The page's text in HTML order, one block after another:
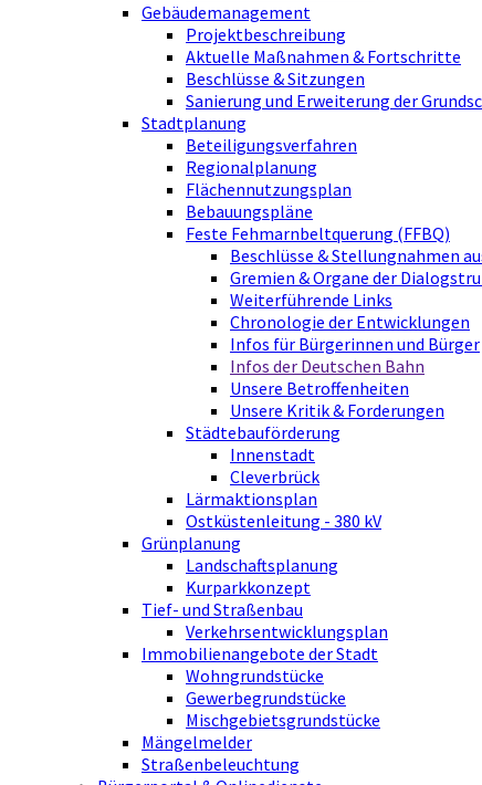
Gebäudemanagement
Projektbeschreibung
Aktuelle Maßnahmen & Fortschritte
Beschlüsse & Sitzungen
Sanierung und Erweiterung der
Stadtplanung
Beteiligungsverfahren
Regionalplanung
Flächennutzungsplan
Bebauungspläne
Feste Fehmarnbeltquerung (FFBQ)
Beschlüsse & Stellungnahmen
Gremien & Organe der
Weiterführende Links
Chronologie der Entwicklungen
Infos für Bürgerinnen und Bürger
Infos der Deutschen Bahn
Unsere Betroffenheiten
Unsere Kritik & Forderungen
Städtebauförderung
Innenstadt
Cleverbrück
Lärmaktionsplan
Ostküstenleitung - 380 kV
Grünplanung
Landschaftsplanung
Kurparkkonzept
Tief- und Straßenbau
Verkehrsentwicklungsplan
Immobilienangebote der Stadt
Wohngrundstücke
Gewerbegrundstücke
Mischgebietsgrundstücke
Mängelmelder
Straßenbeleuchtung